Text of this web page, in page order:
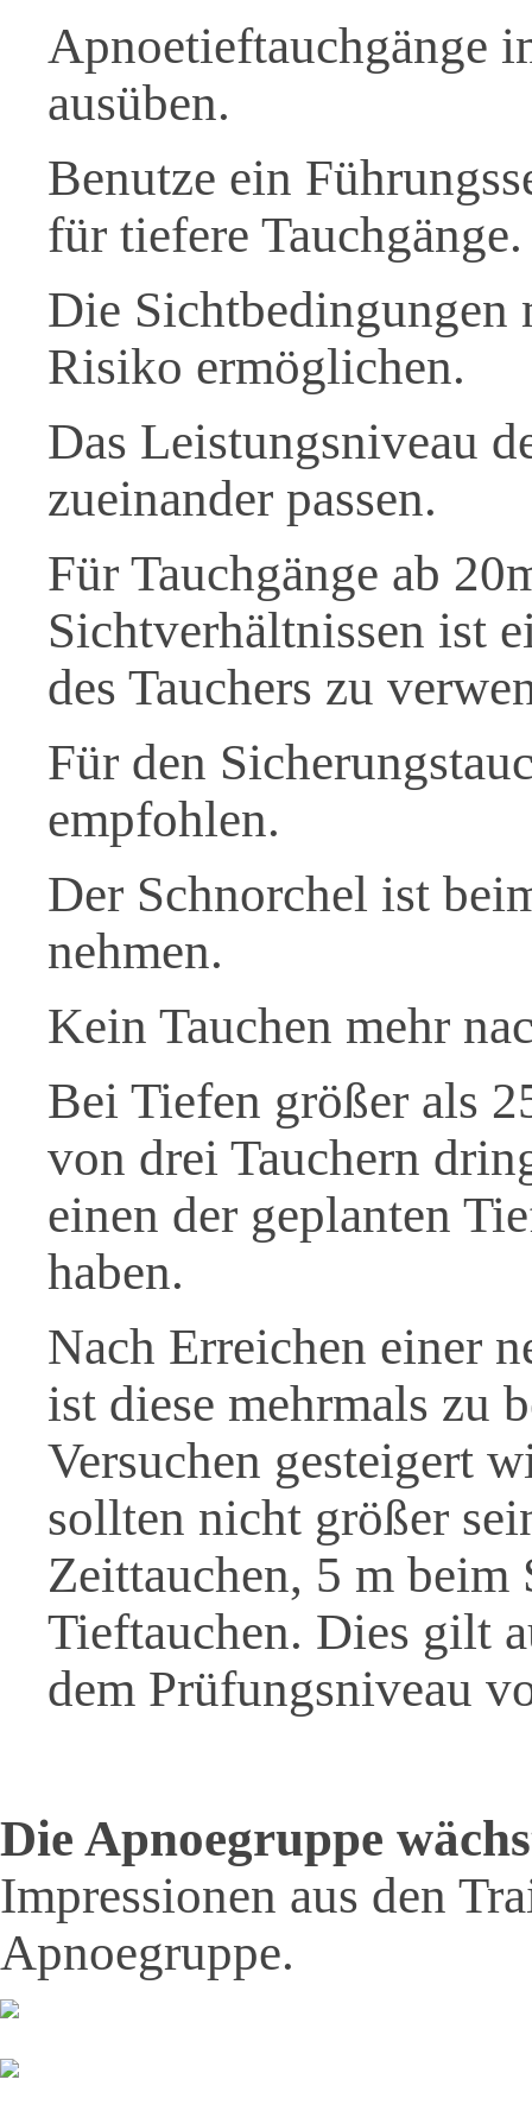
Apnoetieftauchgänge
ausüben.
Benutze ein
für tiefere Tauchgänge.
Die Sichtbedingungen
Risiko ermöglichen.
Das Leistungsniveau
zueinander passen.
Für Tauchgänge ab
Sichtverhältnissen ist
des Tauchers zu
Für den
empfohlen.
Der Schnorchel ist
nehmen.
Kein Tauchen mehr
Bei Tiefen größer als
von drei Tauchern
einen der geplanten
haben.
Nach Erreichen einer
ist diese mehrmals zu
Versuchen gesteigert
sollten nicht größer
Zeittauchen, 5 m beim
Tieftauchen. Dies gilt
dem Prüfungsniveau
Die Apnoegruppe
Impressionen aus den
Apnoegruppe.